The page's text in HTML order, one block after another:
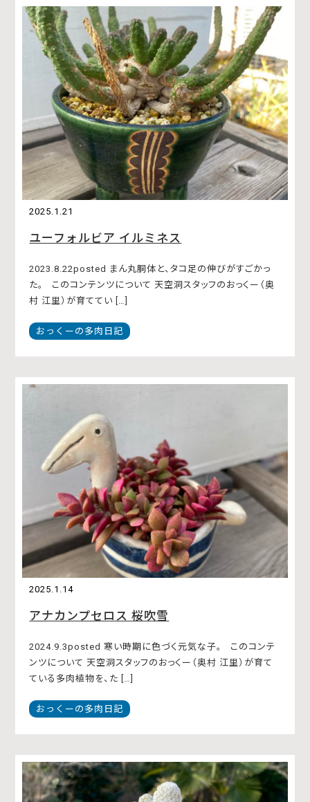
2025.1.21
ユーフォルビア イルミネス
2023.8.22posted まん丸胴体と、タコ足の伸びがすごかっ
た。 このコンテンツについて 天空洞スタッフのおっくー（奥
村 江里）が育ててい […]
おっくーの多肉日記
2025.1.14
アナカンプセロス 桜吹雪
2024.9.3posted 寒い時期に色づく元気な子。 このコンテ
ンツについて 天空洞スタッフのおっくー（奥村 江里）が育て
ている多肉植物を、た […]
おっくーの多肉日記